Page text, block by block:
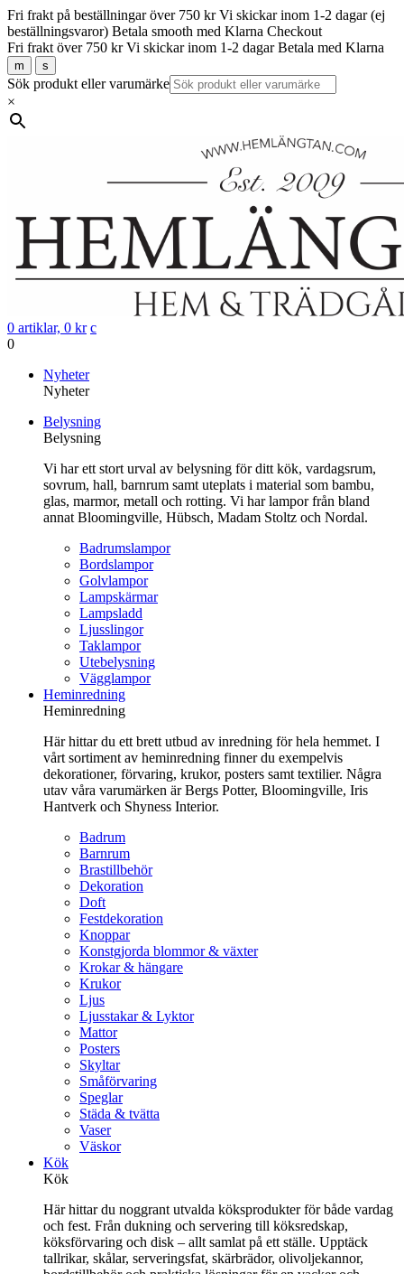
Fri frakt på beställningar över 750 kr Vi skickar inom 1-2 dagar (ej
beställningsvaror) Betala smooth med Klarna Checkout
Fri frakt över 750 kr Vi skickar inom 1-2 dagar Betala med Klarna
m s
Sök produkt eller varumärke
×
0 artiklar, 0 kr c
0
innehåll
Nyheter
Nyheter
Belysning
Belysning
Vi har ett stort urval av belysning för ditt kök, vardagsrum,
sovrum, hall, barnrum samt uteplats i material som bambu,
glas, marmor, metall och rotting. Vi har lampor från bland
annat Bloomingville, Hübsch, Madam Stoltz och Nordal.
Badrumslampor
Bordslampor
Golvlampor
Lampskärmar
Lampsladd
Ljusslingor
Taklampor
Utebelysning
Vägglampor
Heminredning
Heminredning
Här hittar du ett brett utbud av inredning för hela hemmet. I
vårt sortiment av heminredning finner du exempelvis
dekorationer, förvaring, krukor, posters samt textilier. Några
utav våra varumärken är Bergs Potter, Bloomingville, Iris
Hantverk och Shyness Interior.
Badrum
Barnrum
Brastillbehör
Dekoration
Doft
Festdekoration
Knoppar
Konstgjorda blommor & växter
Krokar & hängare
Krukor
Ljus
Ljusstakar & Lyktor
Mattor
Posters
Skyltar
Småförvaring
Speglar
Städa & tvätta
Vaser
Väskor
Kök
Kök
Här hittar du noggrant utvalda köksprodukter för både vardag
och fest. Från dukning och servering till köksredskap,
köksförvaring och disk – allt samlat på ett ställe. Upptäck
tallrikar, skålar, serveringsfat, skärbrädor, olivoljekannor,